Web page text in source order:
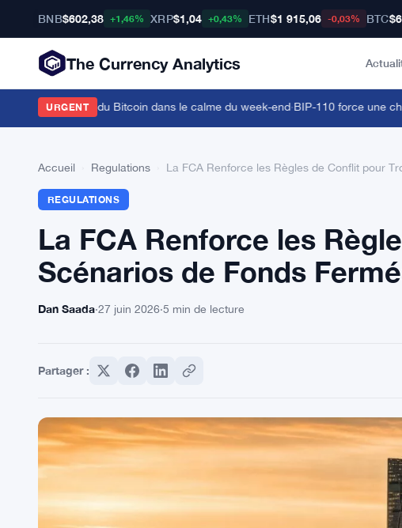
BNB$602,38 +1,46% XRP$1,04 +0,43% ETH$1 915,06 -0,03% BTC
The Currency Analytics
URGENT
la dominance du Bitcoin dans le calme du week-end·BIP-110 force une
Accueil Regulations La FCA Renforce les Règles de Conflit pour
REGULATIONS
La FCA Renforce les
Scénarios de Fonds
Dan Saada·27 juin 2026·5 min de lecture
Partager :